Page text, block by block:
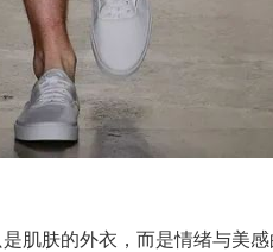
肌肤的外衣，而是情绪与美